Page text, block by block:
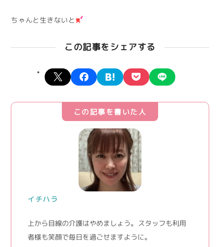
ちゃんと生きないと
この記事をシェアする
X facebookhatena pocket
この記事を書いた人
イチハラ
上から目線の介護はやめましょう。 スタッフも利用
者様も笑顔で毎日を過ごせますように。